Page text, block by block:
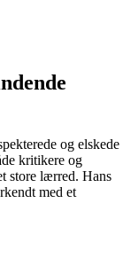
og elskede
kritikere og
store lærred. Hans
med et